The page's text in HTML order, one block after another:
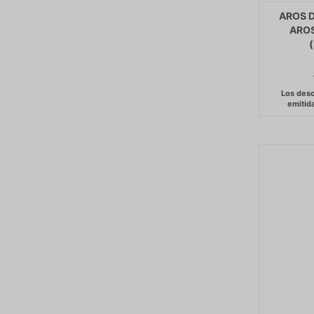
AROS